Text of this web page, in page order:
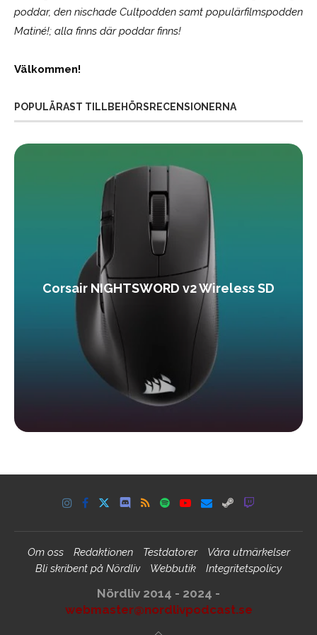
poddar, den nischade Cultpodden samt populärfilmspodden
Matiné!; alla finns där poddar finns!
Välkommen!
POPULÄRAST TILLBEHÖRSRECENSIONERNA
Corsair NIGHTSWORD v2 Wireless SD
Om oss Redaktionen Testdatorer
Våra utmärkelser
Bli skribent på Nördliv
Webbutik Integritetspolicy
Nördliv 2014 - 2024 -
webmaster@nordlivpodcast.se